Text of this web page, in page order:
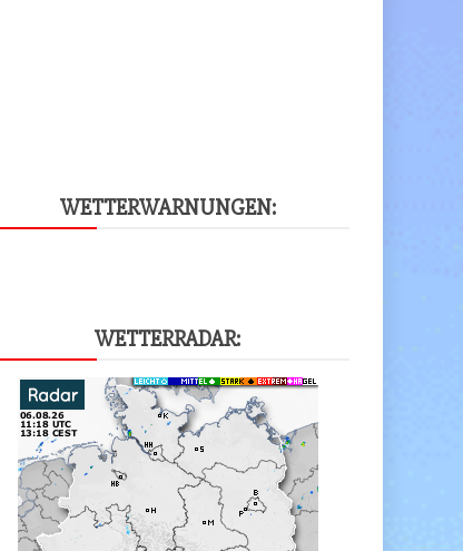
WET­TER­WAR­NUN­GEN:
WET­TER­RA­DAR: